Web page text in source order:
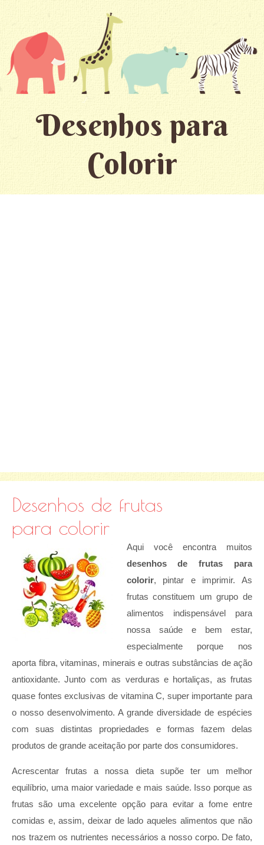
Desenhos para
Colorir
Desenhos de frutas
para colorir
Aqui você encontra muitos
desenhos de frutas para
colorir, pintar e imprimir. As
frutas constituem um grupo de
alimentos indispensável para
nossa saúde e bem estar,
especialmente porque nos
aporta fibra, vitaminas, minerais e outras substâncias de ação
antioxidante. Junto com as verduras e hortaliças, as frutas
quase fontes exclusivas de vitamina C, super importante para
o nosso desenvolvimento. A grande diversidade de espécies
com suas distintas propriedades e formas fazem delas
produtos de grande aceitação por parte dos consumidores.
Acrescentar frutas a nossa dieta supõe ter um melhor
equilíbrio, uma maior variedade e mais saúde. Isso porque as
frutas são uma excelente opção para evitar a fome entre
comidas e, assim, deixar de lado aqueles alimentos que não
nos trazem os nutrientes necessários a nosso corpo. De fato,